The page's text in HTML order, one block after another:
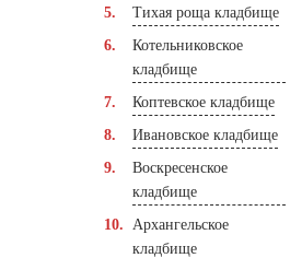
Тихая роща кладбище
Котельниковское
кладбище
Коптевское кладбище
Ивановское кладбище
Воскресенское
кладбище
Архангельское
кладбище